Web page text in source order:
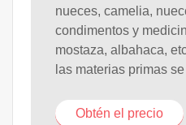
nueces, camelia,
condimentos y
mostaza, albahaca,
las materias primas
Obtén el precio